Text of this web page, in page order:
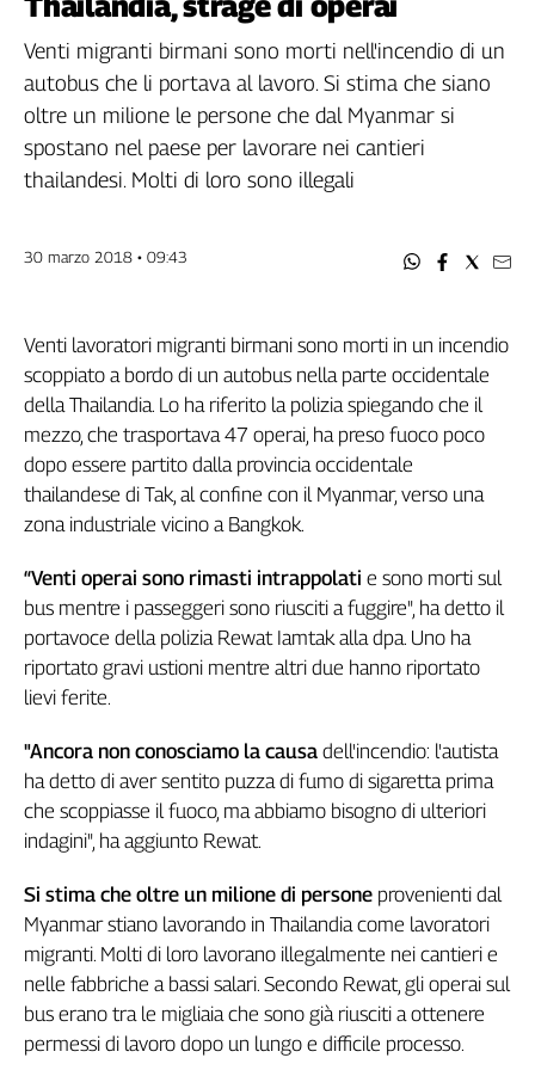
Filcams
Filctem
Fillea
Filt
Fisac
Fp
Spi
Inca
Caaf
Speciali
di
sangue
della
ragione
120
Cgil
Collettiva
Collettiva
Rubriche
Collettiva
Talk
La
settimana
Collettiva
Venti migranti birmani sono morti nell'incendio di un
autobus che li portava al lavoro. Si stima che siano
oltre un milione le persone che dal Myanmar si
spostano nel paese per lavorare nei cantieri
thailandesi. Molti di loro sono illegali
30 marzo 2018 • 09:43
Venti lavoratori migranti birmani sono morti in un incendio
scoppiato a bordo di un autobus nella parte occidentale
della Thailandia. Lo ha riferito la polizia spiegando che il
mezzo, che trasportava 47 operai, ha preso fuoco poco
dopo essere partito dalla provincia occidentale
thailandese di Tak, al confine con il Myanmar, verso una
zona industriale vicino a Bangkok.
“Venti operai sono rimasti intrappolati e sono morti sul
bus mentre i passeggeri sono riusciti a fuggire", ha detto il
portavoce della polizia Rewat Iamtak alla dpa. Uno ha
riportato gravi ustioni mentre altri due hanno riportato
lievi ferite.
"Ancora non conosciamo la causa dell'incendio: l'autista
ha detto di aver sentito puzza di fumo di sigaretta prima
che scoppiasse il fuoco, ma abbiamo bisogno di ulteriori
indagini", ha aggiunto Rewat.
Si stima che oltre un milione di persone provenienti dal
Myanmar stiano lavorando in Thailandia come lavoratori
migranti. Molti di loro lavorano illegalmente nei cantieri e
nelle fabbriche a bassi salari. Secondo Rewat, gli operai sul
bus erano tra le migliaia che sono già riusciti a ottenere
permessi di lavoro dopo un lungo e difficile processo.